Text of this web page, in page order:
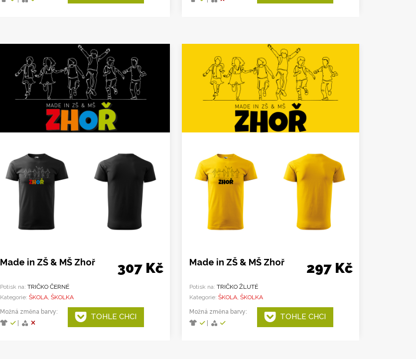
Made in ZŠ & MŠ Zhoř 307 Kč
Potisk na: TRIČKO ČERNÉ
Kategorie: ŠKOLA, ŠKOLKA
Možná změna barvy:
TOHLE CHCI
Made in ZŠ & MŠ Zhoř 297 Kč
Potisk na: TRIČKO ŽLUTÉ
Kategorie: ŠKOLA, ŠKOLKA
Možná změna barvy:
TOHLE CHCI